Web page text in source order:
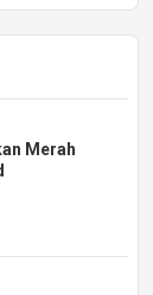
Merah